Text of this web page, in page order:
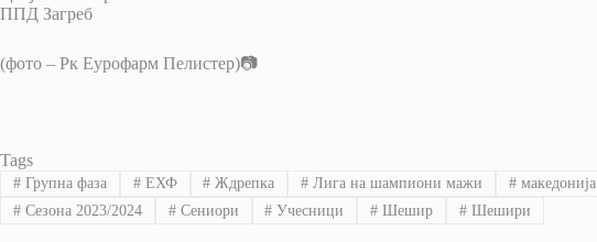
ППД Загреб
(фото – Рк Еурофарм Пелистер)📷
Tags
#Групна фаза #ЕХФ # Ждрепка # Лига на шампиони мажи # македонија
#Сезона 2023/2024 #Сениори # Учесници # Шешир # Шешири